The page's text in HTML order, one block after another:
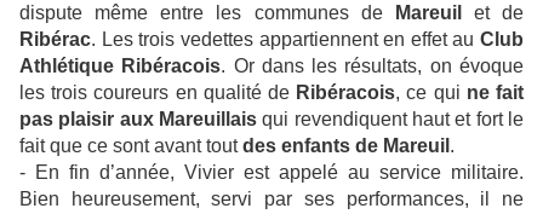
dispute même entre les communes de
Mareuil
et de
Ribérac. Les trois vedettes appartiennent en effet au Club
Athlétique Ribéracois. Or dans les résultats, on évoque
les trois coureurs en qualité de Ribéracois, ce qui ne fait
pas plaisir aux Mareuillais qui revendiquent haut et fort le
fait que ce sont avant toutdes enfants de Mareuil .
- En fin d’année, Vivier est appelé au service militaire.
Bien heureusement, servi par ses performances, il ne